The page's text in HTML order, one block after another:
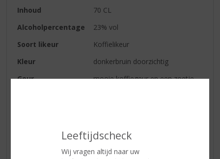
Leeftijdscheck
Wij vragen altijd naar uw
Inhoud
70 CL
Alcoholpercentage
23% vol
Soort likeur
Koffielikeur
Kleur
donkerbruin doorzichtig
Geur
mooie koffiegeur en een zoetje